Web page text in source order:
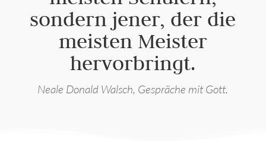
sondern jener, der die
meisten Meister
hervorbringt.
Neale Donald Walsch, Gespräche mit Gott.